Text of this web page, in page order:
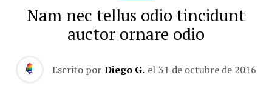
Nam nec tellus odio tincidunt
auctor ornare odio
Escrito por Diego G. el 31 de octubre de 2016